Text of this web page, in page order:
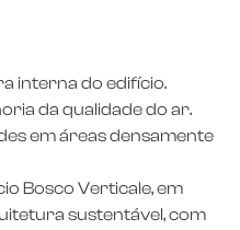
interna do edifício.
da qualidade do ar.
em áreas densamente
Bosco Verticale, em
sustentável, com